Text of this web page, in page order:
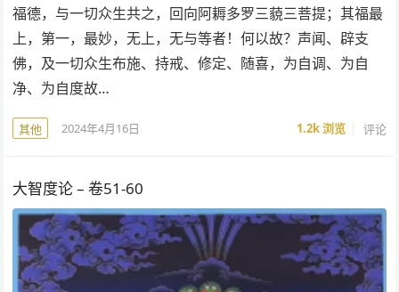
福德，与一切众生共之，回向阿耨多罗三藐三菩提；其福最
上，第一，最妙，无上，无与等者！何以故？声闻、辟支
佛，及一切众生布施、持戒、修定、随喜，为自调、为自
净、为自度故…
其他 2024年4月16日 1.2k浏览 评论
大智度论 – 卷51-60